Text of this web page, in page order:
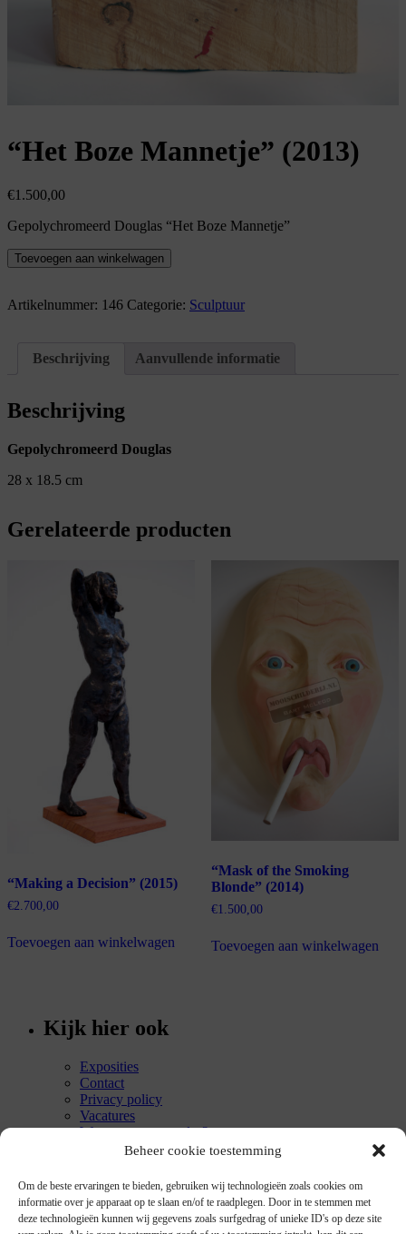
Beheer cookie toestemming
Om de beste ervaringen te bieden, gebruiken wij technologieën zoals cookies om
informatie over je apparaat op te slaan en/of te raadplegen. Door in te stemmen met
deze technologieën kunnen wij gegevens zoals surfgedrag of unieke ID's op deze site
“Het Boze Mannetje” (2013)
€1.500,00
Gepolychromeerd Douglas “Het Boze Mannetje”
"Het
Boze
(2013)
Toevoegen aan winkelwagen
Artikelnummer: 146 Categorie: Sculptuur
Beschrijving Aanvullende informatie
Beschrijving
Gepolychromeerd Douglas
28 x 18.5 cm
Gerelateerde producten
“Making a Decision” (2015)
€2.700,00
Toevoegen aan winkelwagen
“Mask of the Smoking
Blonde” (2014)
€1.500,00
Toevoegen aan winkelwagen
Kijk hier ook
Exposities
Contact
Privacy policy
Vacatures
Waarom museumglas?
Cookiebeleid (EU)
Recente verhalen
Angelina – een Tearoom in Parijs mei 7, 2017